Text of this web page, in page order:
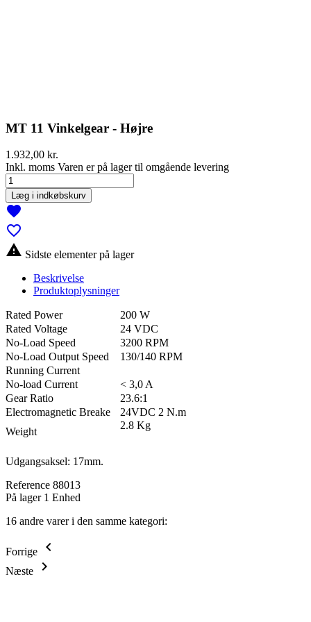
MT 11 Vinkelgear - Højre
1.932,00 kr.
Inkl. moms Varen er på lager til omgående levering
Læg i indkøbskurv
favorite
favorite_border
 Sidste elementer på lager
Beskrivelse
Produktoplysninger
Rated Power
200 W
Rated Voltage
24 VDC
No-Load Speed
3200 RPM
No-Load Output Speed
130/140 RPM
Running Current
No-load Current
< 3,0 A
Gear Ratio
23.6:1
Electromagnetic Breake
24VDC 2 N.m
Weight
2.8 Kg
Udgangsaksel: 17mm.
Reference 88013
På lager 1 Enhed
16 andre varer i den samme kategori:
Forrige keyboard_arrow_left
Næste keyboard_arrow_right